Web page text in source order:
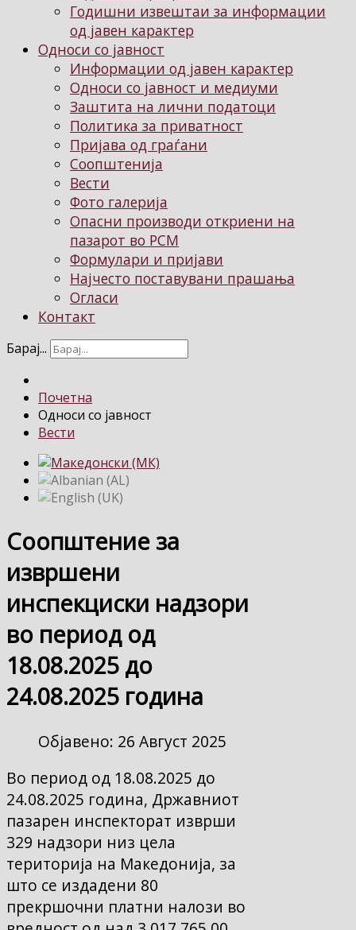
Годишни извештаи за информации
од јавен карактер
Односи со јавност
Информации од јавен карактер
Односи со јавност и медиуми
Заштита на лични податоци
Политика за приватност
Пријава од граѓани
Соопштенија
Вести
Фото галерија
Опасни производи откриени на
пазарот во РСМ
Формулари и пријави
Најчесто поставувани прашања
Огласи
Контакт
Барај...
Почетна
Односи со јавност
Вести
Соопштение за
извршени
инспекциски надзори
во период од
18.08.2025 до
24.08.2025 година
Објавено: 26 Август 2025
Во период од 18.08.2025 до
24.08.2025 година, Државниот
пазарен инспекторат изврши
329 надзори низ цела
територија на Македонија, за
што се издадени 80
прекршочни платни налози во